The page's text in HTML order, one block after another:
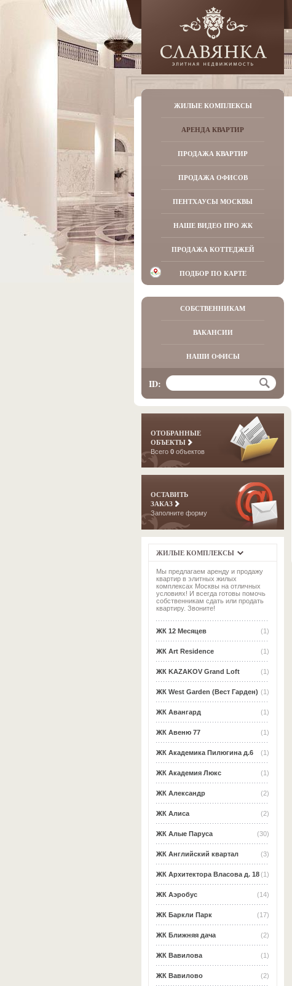
ЖИЛЫЕ КОМПЛЕКСЫ
АРЕНДА КВАРТИР
ПРОДАЖА КВАРТИР
ПРОДАЖА ОФИСОВ
ПЕНТХАУСЫ МОСКВЫ
НАШЕ ВИДЕО ПРО ЖК
ПРОДАЖА КОТТЕДЖЕЙ
ПОДБОР ПО КАРТЕ
СОБСТВЕННИКАМ
ВАКАНСИИ
НАШИ ОФИСЫ
ID:
ОТОБРАННЫЕ
ОБЪЕКТЫ
Всего 0 объектов
ОСТАВИТЬ
ЗАКАЗ
Заполните форму
ЖИЛЫЕ КОМПЛЕКСЫ
Мы предлагаем аренду и продажу
квартир в элитных жилых
комплексах Москвы на отличных
условиях! И всегда готовы помочь
собственникам сдать или продать
квартиру. Звоните!
(1)
ЖК 12 Месяцев
(1)
ЖК Art Residence
(1)
ЖК KAZAKOV Grand Loft
(1)
ЖК West Garden (Вест Гарден)
(1)
ЖК Авангард
(1)
ЖК Авеню 77
(1)
ЖК Академика Пилюгина д.6
(1)
ЖК Академия Люкс
(2)
ЖК Александр
(2)
ЖК Алиса
(30)
ЖК Алые Паруса
(3)
ЖК Английский квартал
(1)
ЖК Архитектора Власова д. 18
(14)
ЖК Аэробус
(17)
ЖК Баркли Парк
(2)
ЖК Ближняя дача
(1)
ЖК Вавилова
(2)
ЖК Вавилово